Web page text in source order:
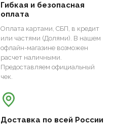
Гибкая и безопасная
оплата
Оплата картами, СБП, в кредит
или частями (Долями). В нашем
офлайн-магазине возможен
расчет наличными.
Предоставляем официальный
чек.
Доставка по всей России